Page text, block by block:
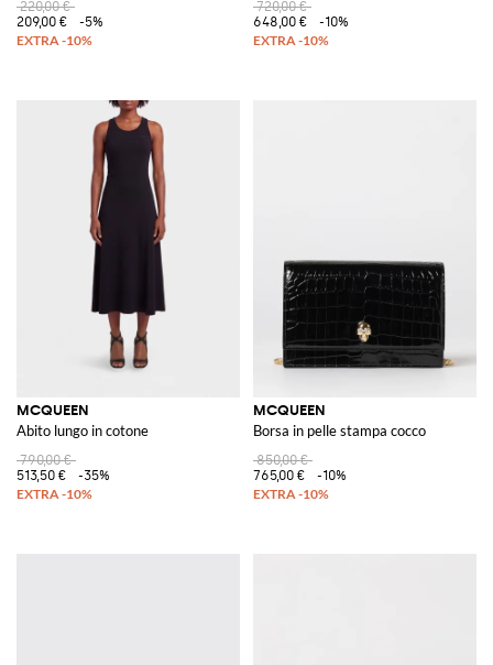
220,00 €
209,00 €
-5%
720,00 €
648,00 €
-10%
MCQUEEN
Abito lungo in cotone
790,00 €
513,50 €
-35%
MCQUEEN
Borsa in pelle stampa cocco
850,00 €
765,00 €
-10%